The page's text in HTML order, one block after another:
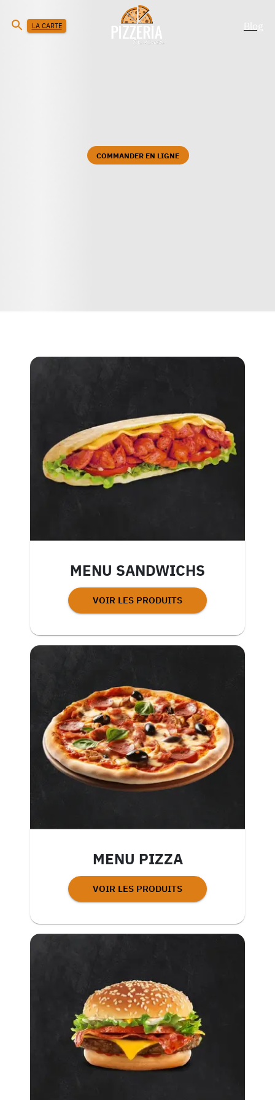
LA CARTE Blog
COMMANDER EN LIGNE
MENU SANDWICHS
VOIR LES PRODUITS
MENU PIZZA
VOIR LES PRODUITS